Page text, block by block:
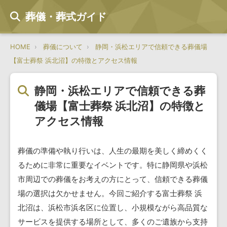
葬儀・葬式ガイド
HOME 葬儀について
静岡・浜松エリアで信頼できる葬儀場
【富士葬祭 浜北沼】の特徴とアクセス情報
静岡・浜松エリアで信頼できる葬
儀場【富士葬祭 浜北沼】の特徴と
アクセス情報
葬儀の準備や執り行いは、人生の最期を美しく締めくく
るために非常に重要なイベントです。特に静岡県や浜松
市周辺での葬儀をお考えの方にとって、信頼できる葬儀
場の選択は欠かせません。今回ご紹介する富士葬祭 浜
北沼は、浜松市浜名区に位置し、小規模ながら高品質な
サービスを提供する場所として、多くのご遺族から支持